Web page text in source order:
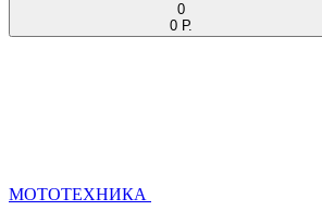
0
0 Р.
МОТОТЕХНИКА